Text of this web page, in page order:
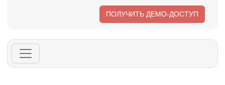
ПОЛУЧИТЬ ДЕМО-ДОСТУП